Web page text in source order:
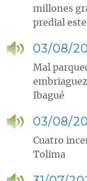
millones
predial
03/08/
Mal
Ibagué
03/08/
Cuatro
Tolima